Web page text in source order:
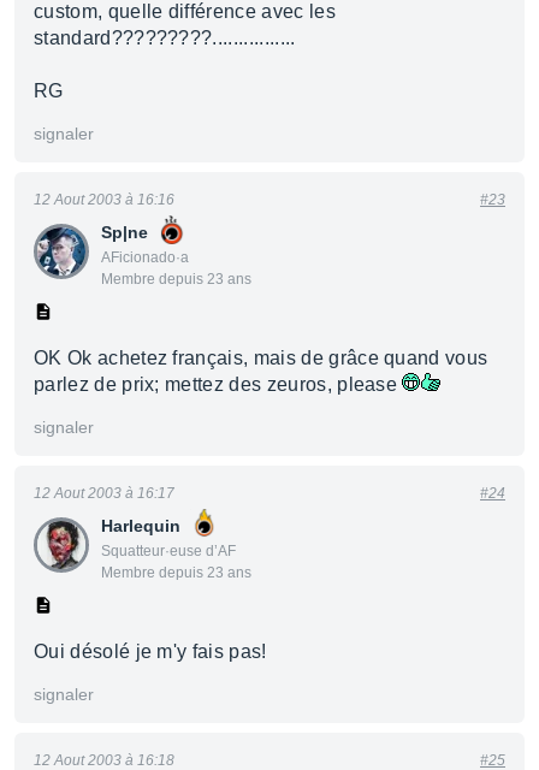
custom, quelle différence avec les
standard?????????................
RG
signaler
Sp|ne
AFicionado·a
Membre depuis 23 ans
12 Aout 2003 à 16:16 #23
OK Ok achetez français, mais de grâce quand vous
parlez de prix; mettez des zeuros, please
signaler
Harlequin
Squatteur·euse d’AF
Membre depuis 23 ans
12 Aout 2003 à 16:17 #24
Oui désolé je m'y fais pas!
signaler
12 Aout 2003 à 16:18 #25